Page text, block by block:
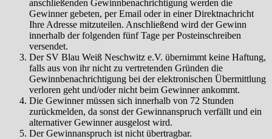
anschließenden Gewinnbenachrichtigung werden die
Gewinner gebeten, per Email oder in einer Direktnachricht
Ihre Adresse mitzuteilen. Anschließend wird der Gewinn
innerhalb der folgenden fünf Tage per Posteinschreiben
versendet.
Der SV Blau Weiß Neschwitz e.V. übernimmt keine Haftung,
falls aus von ihr nicht zu vertretenden Gründen die
Gewinnbenachrichtigung bei der elektronischen Übermittlung
verloren geht und/oder nicht beim Gewinner ankommt.
Die Gewinner müssen sich innerhalb von 72 Stunden
zurückmelden, da sonst der Gewinnanspruch verfällt und ein
alternativer Gewinner ausgelost wird.
Der Gewinnanspruch ist nicht übertragbar.